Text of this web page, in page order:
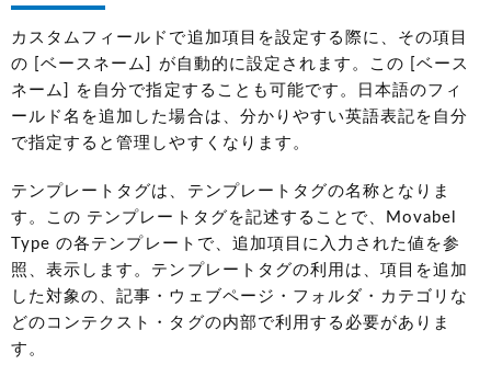
カスタムフィールドで追加項目を設定する際に、その項目
の [ベースネーム] が自動的に設定されます。この [ベース
ネーム] を自分で指定することも可能です。日本語のフィ
ールド名を追加した場合は、分かりやすい英語表記を自分
で指定すると管理しやすくなります。
テンプレートタグは、テンプレートタグの名称となりま
す。この テンプレートタグを記述することで、Movabel
Type の各テンプレートで、追加項目に入力された値を参
照、表示します。テンプレートタグの利用は、項目を追加
した対象の、記事・ウェブページ・フォルダ・カテゴリな
どのコンテクスト・タグの内部で利用する必要がありま
す。